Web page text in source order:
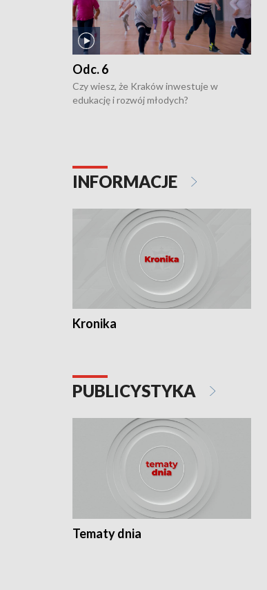
Odc. 6
Czy wiesz, że Kraków inwestuje w
edukację i rozwój młodych?
INFORMACJE
Kronika
PUBLICYSTYKA
Tematy dnia